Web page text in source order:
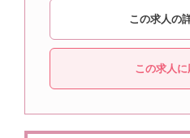
この求人の
この求人